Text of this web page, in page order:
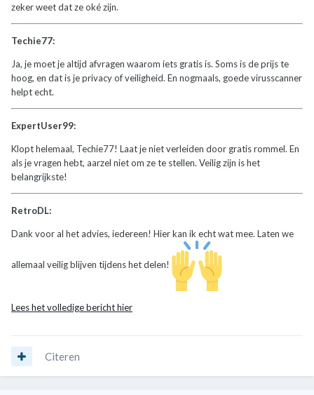
zeker weet dat ze oké zijn.
Techie77:
Ja, je moet je altijd afvragen waarom iets gratis is. Soms is de prijs te
hoog, en dat is je privacy of veiligheid. En nogmaals, goede virusscanner
helpt echt.
ExpertUser99:
Klopt helemaal, Techie77! Laat je niet verleiden door gratis rommel. En
als je vragen hebt, aarzel niet om ze te stellen. Veilig zijn is het
belangrijkste!
RetroDL:
Dank voor al het advies, iedereen! Hier kan ik echt wat mee. Laten we
allemaal veilig blijven tijdens het delen!
Lees het volledige bericht hier
Citeren